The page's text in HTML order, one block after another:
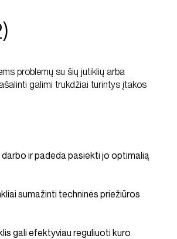
problemų su šių jutiklių arba
galimi trukdžiai turintys įtakos
ir padeda pasiekti jo optimalią
sumažinti techninės priežiūros
gali efektyviau reguliuoti kuro